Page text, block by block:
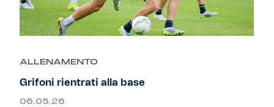
ALLENAMENTO
Grifoni rientrati alla base
06.05.26